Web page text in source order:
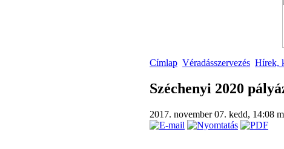
Címlap Véradásszervezés Hírek,
Széchenyi 2020
2017. november 07. kedd, 14:08